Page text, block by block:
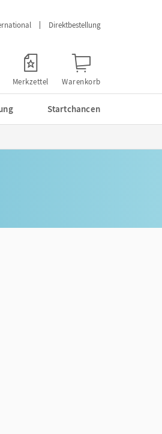
Direktbestellung
Merkzettel Warenkorb
Startchancen